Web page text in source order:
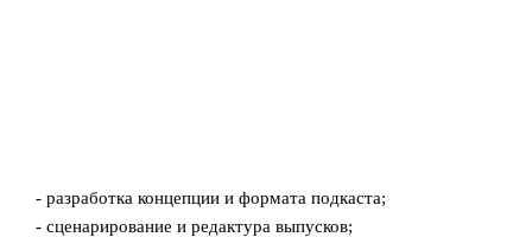
- разработка концепции и формата подкаста;
- сценарирование и редактура выпусков;